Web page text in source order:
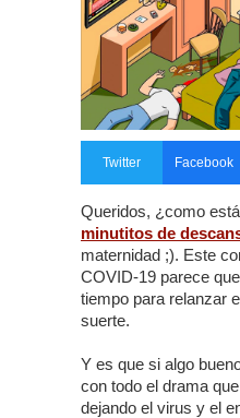
Twitter Facebook
Queridos, ¿como
minutitos de
maternidad ;). Este
COVID-19 parece
tiempo para relanzar
suerte.
Y es que si algo
con todo el drama
dejando el virus y el